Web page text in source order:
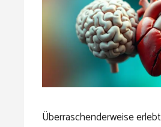
Überraschenderweise